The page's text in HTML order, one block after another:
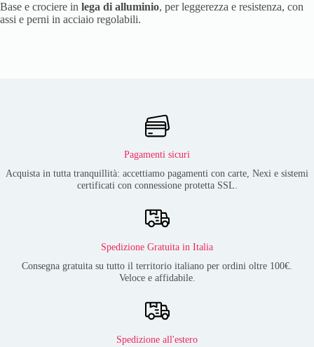
Base e crociere in lega di alluminio, per leggerezza e resistenza, con
assi e perni in acciaio regolabili.
Pagamenti sicuri
Acquista in tutta tranquillità: accettiamo pagamenti con carte, Nexi e sistemi
certificati con connessione protetta SSL.
Spedizione Gratuita in Italia
Consegna gratuita su tutto il territorio italiano per ordini oltre 100€.
Veloce e affidabile.
Spedizione all'estero